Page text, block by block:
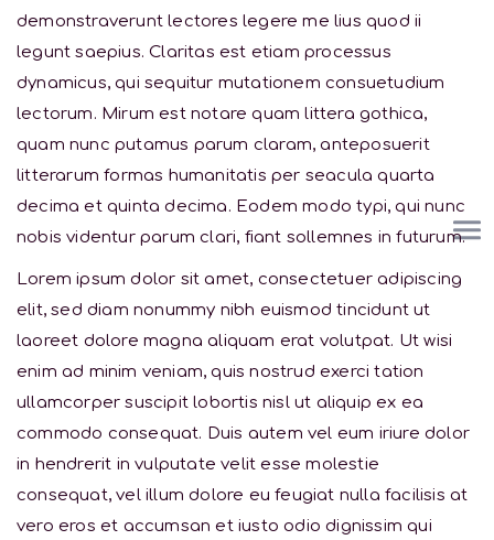
demonstraverunt lectores legere me lius quod ii
legunt saepius. Claritas est etiam processus
dynamicus, qui sequitur mutationem consuetudium
lectorum. Mirum est notare quam littera gothica,
quam nunc putamus parum claram, anteposuerit
litterarum formas humanitatis per seacula quarta
decima et quinta decima. Eodem modo typi, qui nunc
nobis videntur parum clari, fiant sollemnes in futurum.
Lorem ipsum dolor sit amet, consectetuer adipiscing
elit, sed diam nonummy nibh euismod tincidunt ut
laoreet dolore magna aliquam erat volutpat. Ut wisi
enim ad minim veniam, quis nostrud exerci tation
ullamcorper suscipit lobortis nisl ut aliquip ex ea
commodo consequat. Duis autem vel eum iriure dolor
in hendrerit in vulputate velit esse molestie
consequat, vel illum dolore eu feugiat nulla facilisis at
vero eros et accumsan et iusto odio dignissim qui